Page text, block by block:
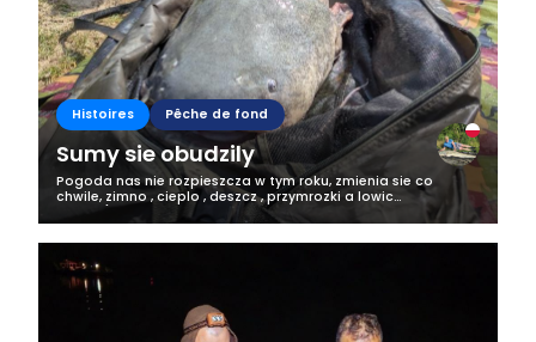
Histoires Pêche de fond
Sumy sie obudzily
Pogoda nas nie rozpieszcza w tym roku, zmienia sie co
chwile, zimno , cieplo , deszcz , przymrozki a lowic
trzeba:).Opisze wam moje dwie ostatnie zasiadki , na ktorych
sporo sie wydarzylo, hole...